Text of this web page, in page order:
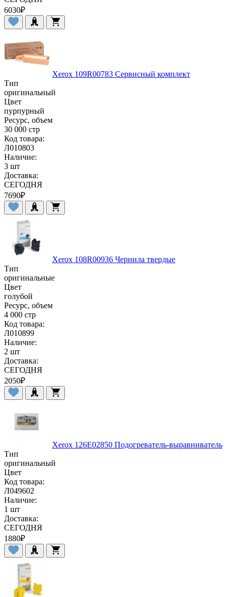
6030₽
Xerox 109R00783 Сервисный комплект
Тип
оригинальный
Цвет
пурпурный
Ресурс, объем
30 000 стр
Код товара:
Л010803
Наличие:
3 шт
Доставка:
СЕГОДНЯ
7690₽
Xerox 108R00936 Чернила твердые
Тип
оригинальные
Цвет
голубой
Ресурс, объем
4 000 стр
Код товара:
Л010899
Наличие:
2 шт
Доставка:
СЕГОДНЯ
2050₽
Xerox 126E02850 Подогреватель-выравниватель
Тип
оригинальный
Цвет
Код товара:
Л049602
Наличие:
1 шт
Доставка:
СЕГОДНЯ
1880₽